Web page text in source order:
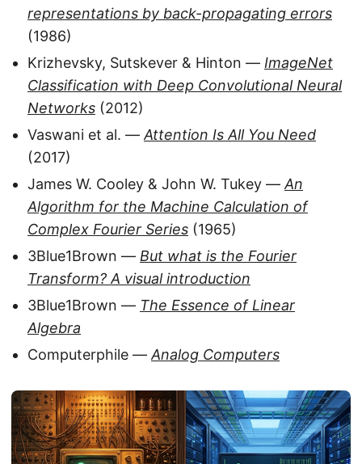
representations by back-propagating errors
(1986)
Krizhevsky, Sutskever & Hinton — ImageNet
Classification with Deep Convolutional Neural
Networks (2012)
Vaswani et al. — Attention Is All You Need
(2017)
James W. Cooley & John W. Tukey — An
Algorithm for the Machine Calculation of
Complex Fourier Series (1965)
3Blue1Brown — But what is the Fourier
Transform? A visual introduction
3Blue1Brown — The Essence of Linear
Algebra
Computerphile — Analog Computers